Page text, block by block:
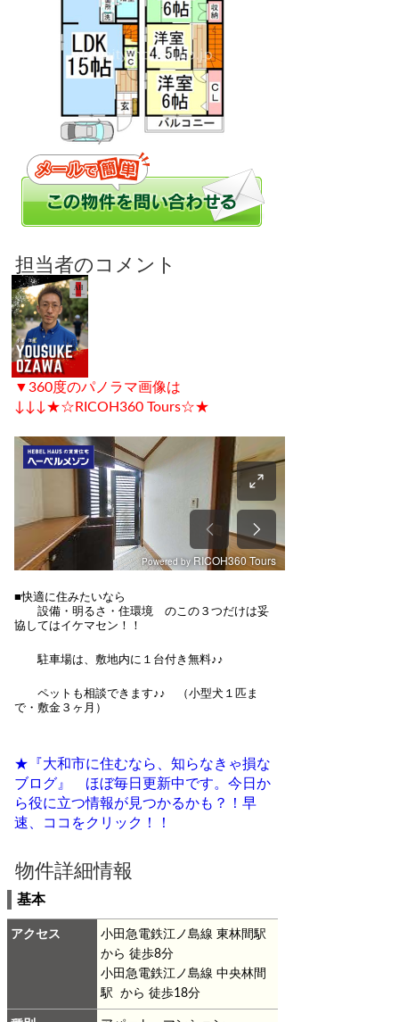
▼360度のパノラマ画像は
↓↓↓★☆RICOH360 Tours☆★
■快適に住みたいなら
設備・明るさ・住環境 のこの３つだけは妥
協してはイケマセン！！
駐車場は、敷地内に１台付き無料♪♪
ペットも相談できます♪♪ （小型犬１匹ま
で・敷金３ヶ月）
★『大和市に住むなら、知らなきゃ損な
ブログ』 ほぼ毎日更新中です。今日か
ら役に立つ情報が見つかるかも？！早
速、ココをクリック！！
物件詳細情報
基本
アクセス
小田急電鉄江ノ島線 東林間駅
から 徒歩8分
小田急電鉄江ノ島線 中央林間
駅 から 徒歩18分